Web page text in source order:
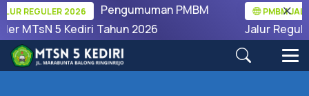
REGULER 2026
Pengumuman PMBM
MTsN 5 Kediri Tahun 2026
PMBM
Jalur